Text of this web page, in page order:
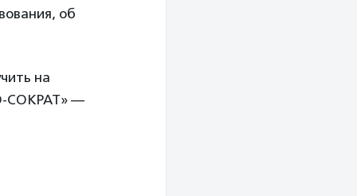
об
на
СОКРАТ» —